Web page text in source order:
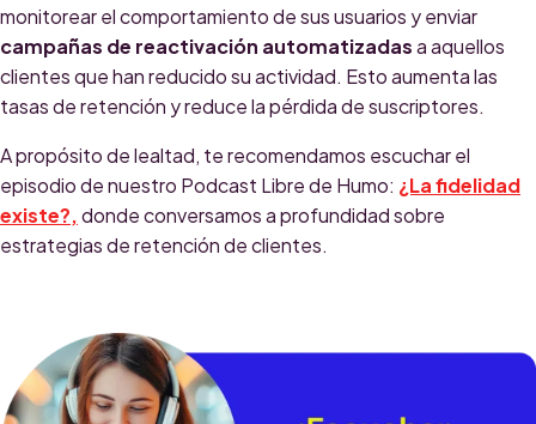
monitorear el comportamiento de sus usuarios y enviar
campañas de reactivación automatizadasa aquellos
clientes que han reducido su actividad. Esto aumenta las
tasas de retención y reduce la pérdida de suscriptores.
A propósito de lealtad, te recomendamos escuchar el
episodio de nuestro Podcast Libre de Humo: ¿La fidelidad
existe?,donde conversamos a profundidad sobre
estrategias de retención de clientes.